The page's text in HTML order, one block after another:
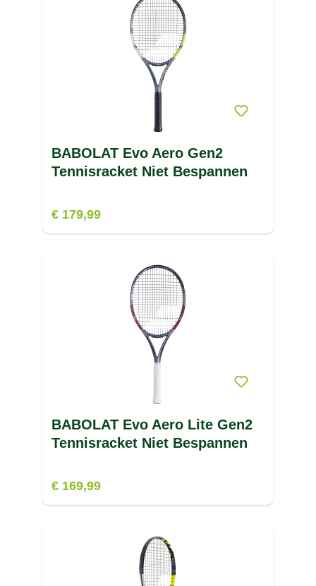
BABOLAT Evo Aero Gen2
Tennisracket Niet Bespannen
€ 179,99
BABOLAT Evo Aero Lite Gen2
Tennisracket Niet Bespannen
€ 169,99